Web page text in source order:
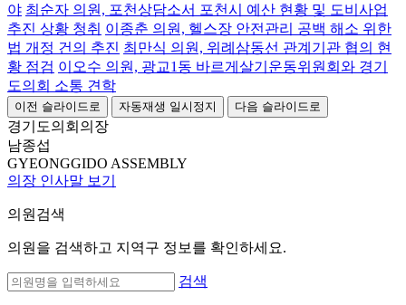
야 최순자 의원, 포천상담소서 포천시 예산 현황 및 도비사업
추진 상황 청취 이종춘 의원, 헬스장 안전관리 공백 해소 위한
법 개정 건의 추진 최만식 의원, 위례삼동선 관계기관 협의 현
황 점검 이오수 의원, 광교1동 바르게살기운동위원회와 경기
도의회 소통 견학
이전 슬라이드로 자동재생 일시정지 다음 슬라이드로
경기도의회의장
남종섭
GYEONGGIDO ASSEMBLY
의장 인사말 보기
의원검색
의원을 검색하고 지역구 정보를 확인하세요.
검색